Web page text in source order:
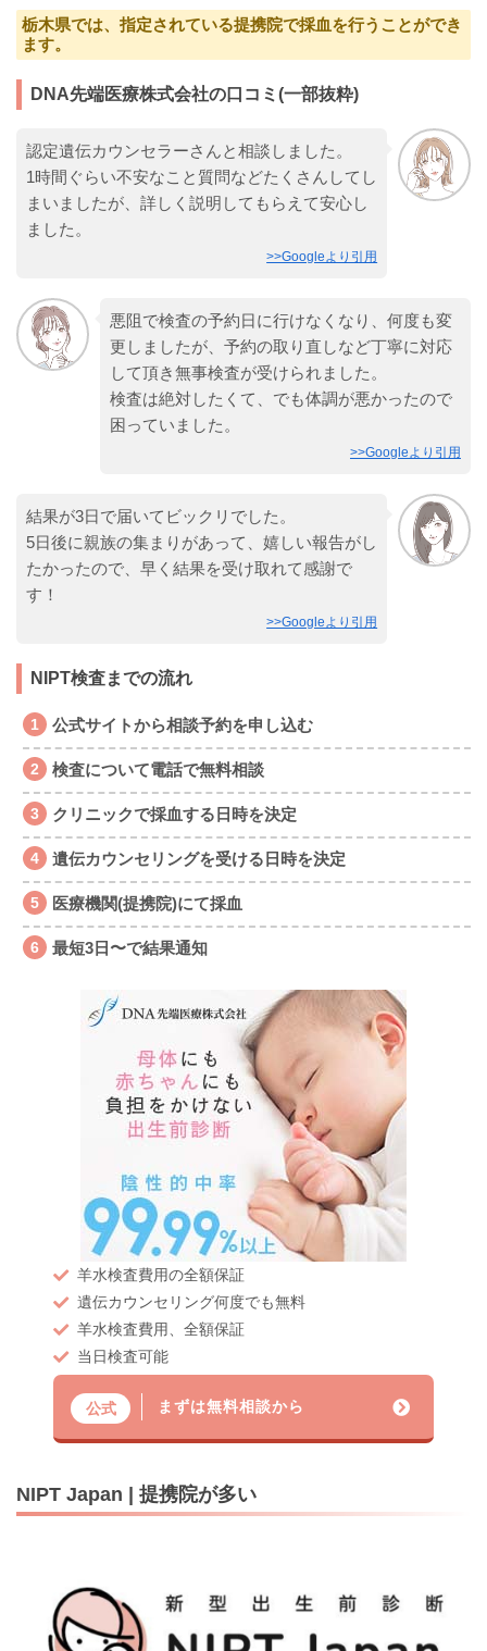
栃木県では、指定されている提携院で採血を行うことができ
ます。
DNA先端医療株式会社の口コミ(一部抜粋)
認定遺伝カウンセラーさんと相談しました。
1時間ぐらい不安なこと質問などたくさんしてし
まいましたが、詳しく説明してもらえて安心し
ました。
>>Googleより引用
悪阻で検査の予約日に行けなくなり、何度も変
更しましたが、予約の取り直しなど丁寧に対応
して頂き無事検査が受けられました。
検査は絶対したくて、でも体調が悪かったので
困っていました。
>>Googleより引用
結果が3日で届いてビックリでした。
5日後に親族の集まりがあって、嬉しい報告がし
たかったので、早く結果を受け取れて感謝で
す！
>>Googleより引用
NIPT検査までの流れ
公式サイトから相談予約を申し込む
検査について電話で無料相談
クリニックで採血する日時を決定
遺伝カウンセリングを受ける日時を決定
医療機関(提携院)にて採血
最短3日〜で結果通知
羊水検査費用の全額保証
遺伝カウンセリング何度でも無料
羊水検査費用、全額保証
当日検査可能
公式 まずは無料相談から
NIPT Japan | 提携院が多い